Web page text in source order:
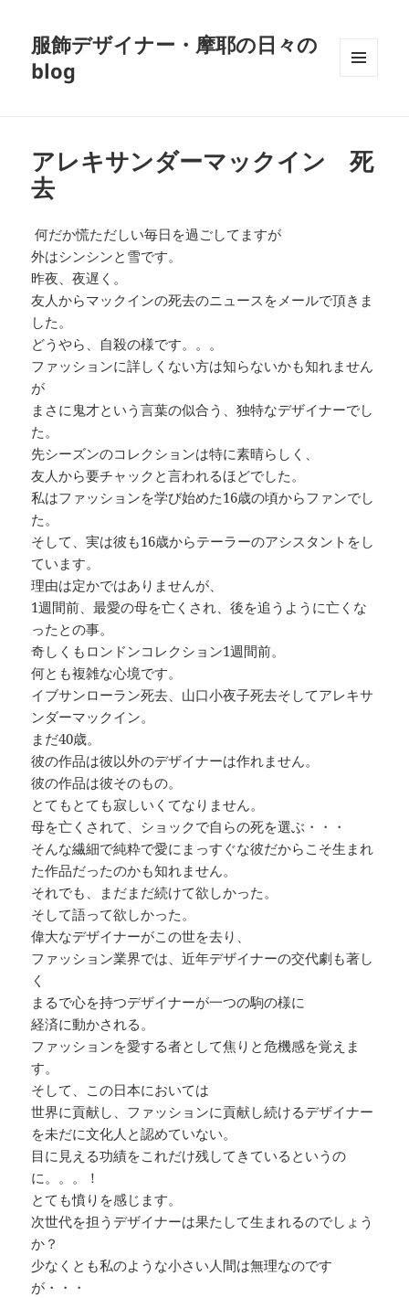
服飾デザイナー・摩耶の日々の
blog
アレキサンダーマックイン 死
去
何だか慌ただしい毎日を過ごしてますが
外はシンシンと雪です。
昨夜、夜遅く。
友人からマックインの死去のニュースをメールで頂きま
した。
どうやら、自殺の様です。。。
ファッションに詳しくない方は知らないかも知れません
が
まさに鬼才という言葉の似合う、独特なデザイナーでし
た。
先シーズンのコレクションは特に素晴らしく、
友人から要チャックと言われるほどでした。
私はファッションを学び始めた16歳の頃からファンでし
た。
そして、実は彼も16歳からテーラーのアシスタントをし
ています。
理由は定かではありませんが、
1週間前、最愛の母を亡くされ、後を追うように亡くな
ったとの事。
奇しくもロンドンコレクション1週間前。
何とも複雑な心境です。
イブサンローラン死去、山口小夜子死去そしてアレキサ
ンダーマックイン。
まだ40歳。
彼の作品は彼以外のデザイナーは作れません。
彼の作品は彼そのもの。
とてもとても寂しいくてなりません。
母を亡くされて、ショックで自らの死を選ぶ・・・
そんな繊細で純粋で愛にまっすぐな彼だからこそ生まれ
た作品だったのかも知れません。
それでも、まだまだ続けて欲しかった。
そして語って欲しかった。
偉大なデザイナーがこの世を去り、
ファッション業界では、近年デザイナーの交代劇も著し
く
まるで心を持つデザイナーが一つの駒の様に
経済に動かされる。
ファッションを愛する者として焦りと危機感を覚えま
す。
そして、この日本においては
世界に貢献し、ファッションに貢献し続けるデザイナー
を未だに文化人と認めていない。
目に見える功績をこれだけ残してきているというの
に。。。！
とても憤りを感じます。
次世代を担うデザイナーは果たして生まれるのでしょう
か？
少なくとも私のような小さい人間は無理なのです
が・・・